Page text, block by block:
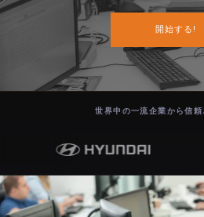
開始する
開始する!
世界中の一流企業から信